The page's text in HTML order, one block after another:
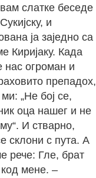
слатке беседе
и
ја заједно са
Киријаку. Када
нас огроман и
препадох,
„Не бој се,
оца нашег и не
И стварно,
склони с пута. А
рече: Гле, брат
мене. –